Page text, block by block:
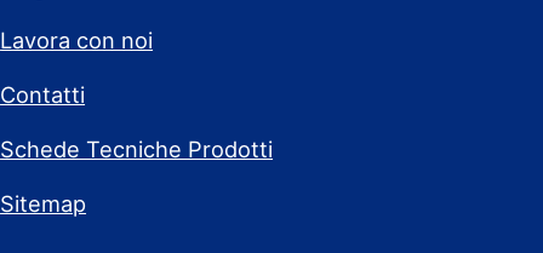
Lavora con noi
Contatti
Schede Tecniche Prodotti
Sitemap